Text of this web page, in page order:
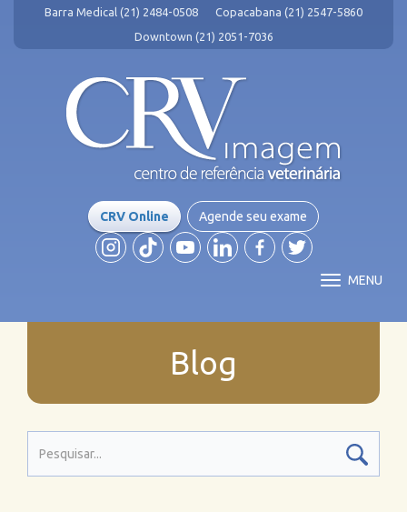
Barra Medical (21) 2484-0508
Copacabana (21) 2547-5860
Downtown (21) 2051-7036
CRV Online Agende seu exame
MENU
Blog